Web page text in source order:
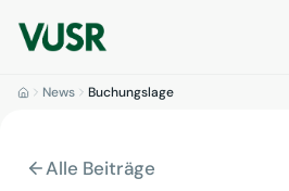
News Buchungslage
Alle Beiträge